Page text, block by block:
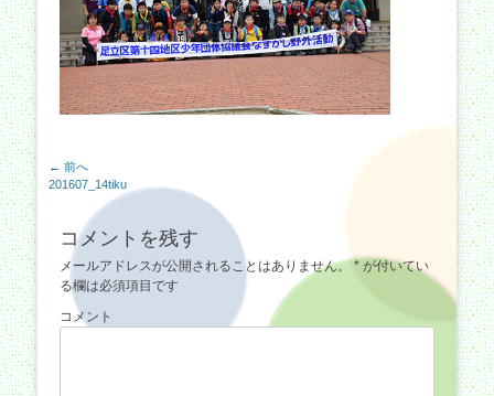
投
稿
ビ
ゲ
シ
← 前へ
前
201607_14tiku
コメントを残す
メールアドレスが公開されることはありません。 * が付いてい
る欄は必須項目です
コメント